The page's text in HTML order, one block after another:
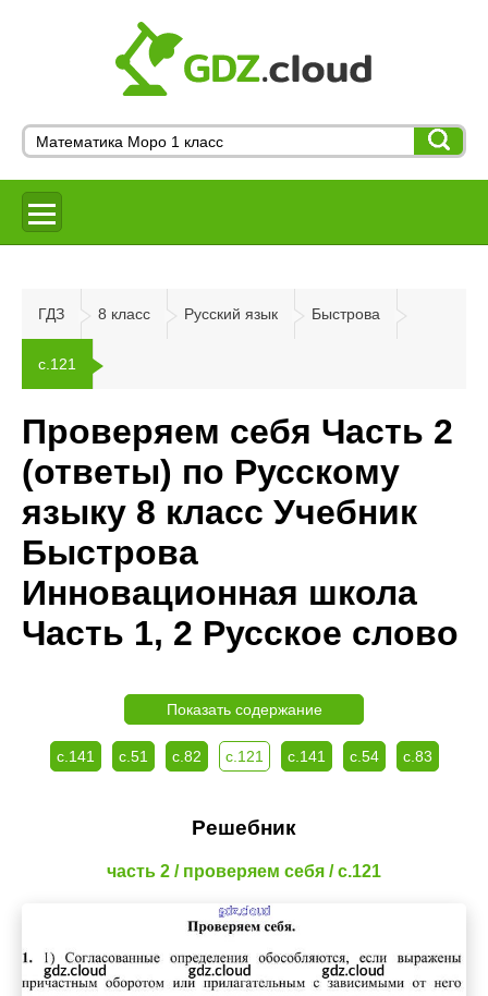
ГДЗ 8 класс Русский язык Быстрова
с.121
Проверяем себя Часть 2
(ответы) по Русскому
языку 8 класс Учебник
Быстрова
Инновационная школа
Часть 1, 2 Русское слово
Показать содержание
с.141 с.51 с.82 с.121 с.141 с.54 с.83
Решебник
часть 2 / проверяем себя / с.121